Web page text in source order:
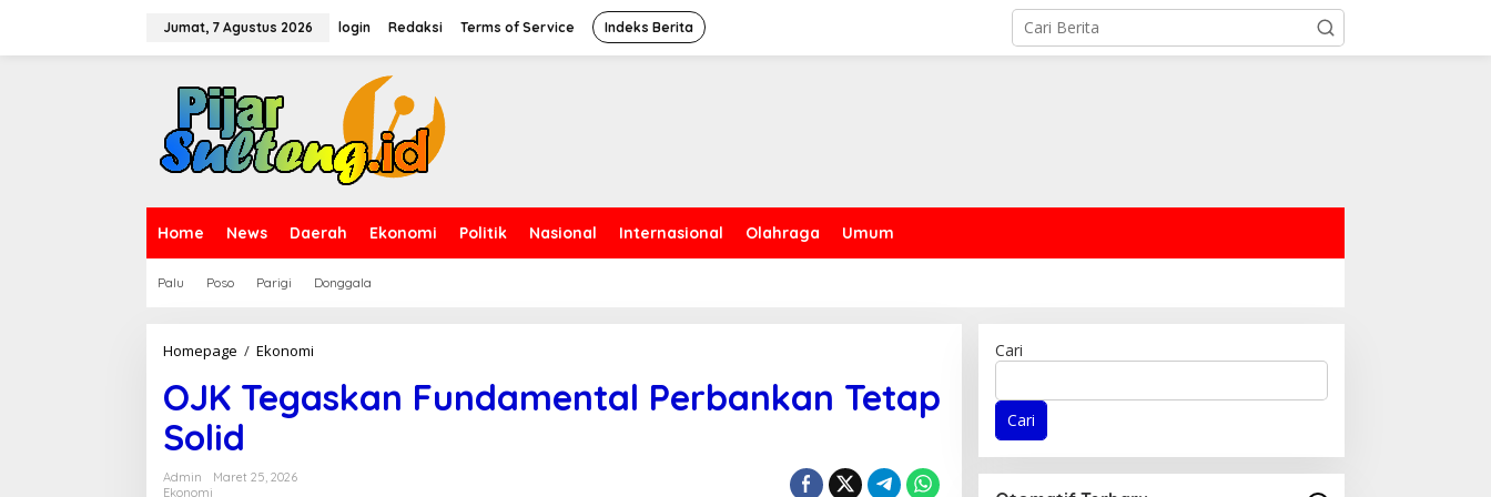
Jumat, 7 Agustus 2026 login Redaksi Terms of Service Indeks Berita
Home News Daerah Ekonomi Politik Nasional Internasional Olahraga Umum
Palu Poso Parigi Donggala
Homepage / Ekonomi
K
T
OJK Tegaskan Fundamental Perbankan Tetap
Solid
Admin
Maret 25, 2026
Ekonomi
Cari
Cari